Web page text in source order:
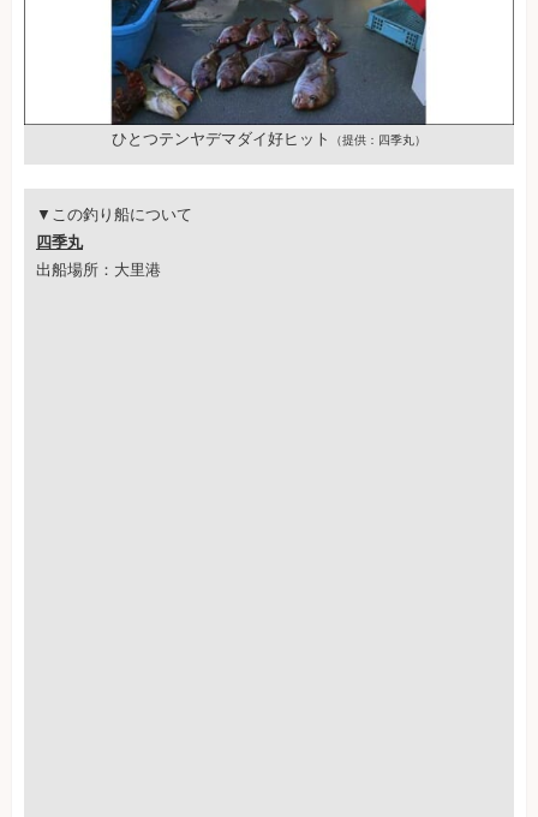
ひとつテンヤデマダイ好ヒット （提供：四季丸）
▼この釣り船について
四季丸
出船場所：大里港